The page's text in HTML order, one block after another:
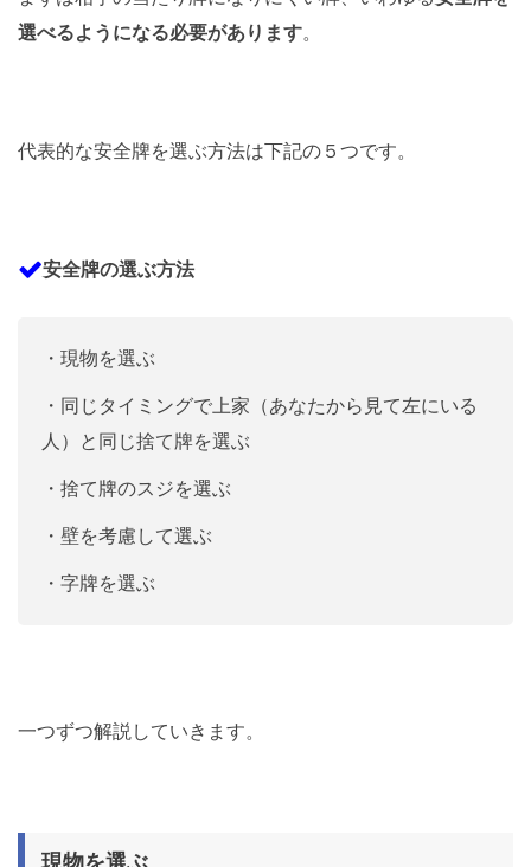
選べるようになる必要があります。
代表的な安全牌を選ぶ方法は下記の５つです。
安全牌の選ぶ方法
・現物を選ぶ
・同じタイミングで上家（あなたから見て左にいる
人）と同じ捨て牌を選ぶ
・捨て牌のスジを選ぶ
・壁を考慮して選ぶ
・字牌を選ぶ
一つずつ解説していきます。
現物を選ぶ